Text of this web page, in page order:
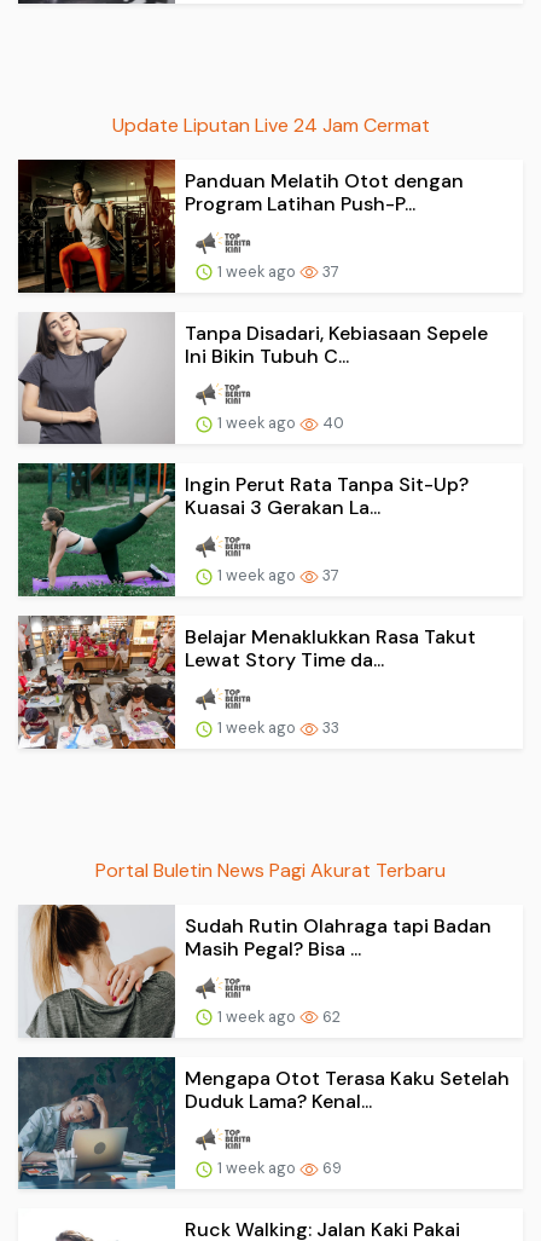
Update Liputan Live 24 Jam Cermat
Panduan Melatih Otot dengan
Program Latihan Push-P...
1 week ago 37
Tanpa Disadari, Kebiasaan Sepele
Ini Bikin Tubuh C...
1 week ago 40
Ingin Perut Rata Tanpa Sit-Up?
Kuasai 3 Gerakan La...
1 week ago 37
Belajar Menaklukkan Rasa Takut
Lewat Story Time da...
1 week ago 33
Portal Buletin News Pagi Akurat Terbaru
Sudah Rutin Olahraga tapi Badan
Masih Pegal? Bisa ...
1 week ago 62
Mengapa Otot Terasa Kaku Setelah
Duduk Lama? Kenal...
1 week ago 69
Ruck Walking: Jalan Kaki Pakai